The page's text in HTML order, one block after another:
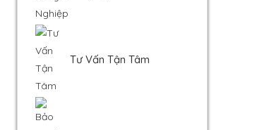
Tư Vấn Tận Tâm